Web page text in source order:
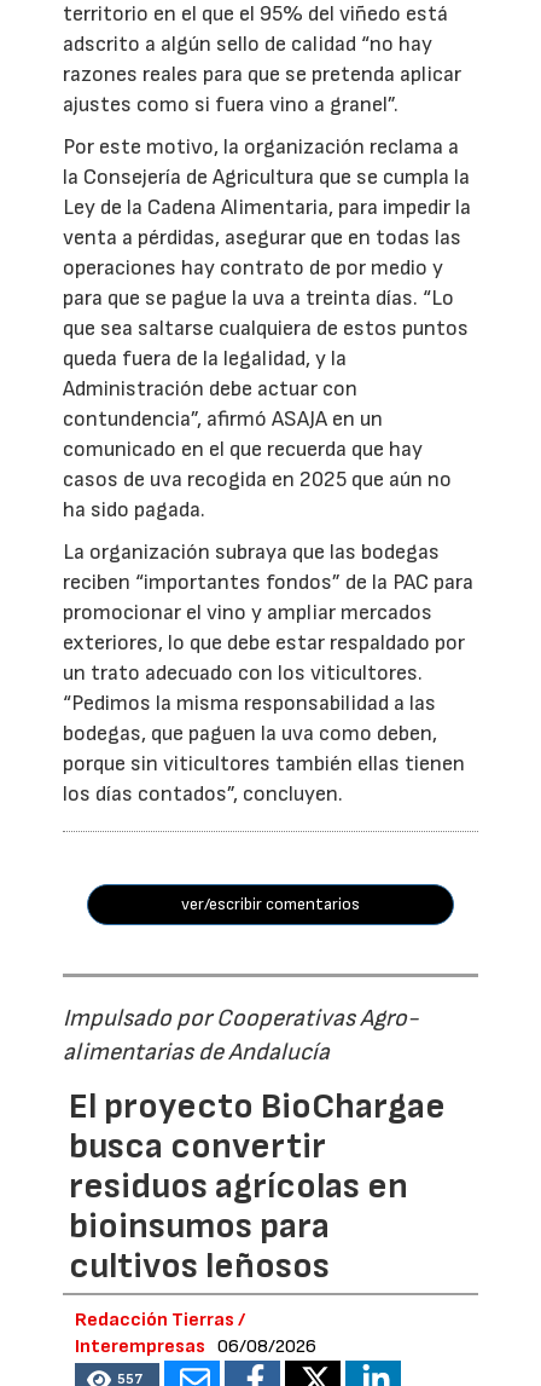
territorio en el que el 95% del viñedo está
adscrito a algún sello de calidad “no hay
razones reales para que se pretenda aplicar
ajustes como si fuera vino a granel”.
Por este motivo, la organización reclama a
la Consejería de Agricultura que se cumpla la
Ley de la Cadena Alimentaria, para impedir la
venta a pérdidas, asegurar que en todas las
operaciones hay contrato de por medio y
para que se pague la uva a treinta días. “Lo
que sea saltarse cualquiera de estos puntos
queda fuera de la legalidad, y la
Administración debe actuar con
contundencia”, afirmó ASAJA en un
comunicado en el que recuerda que hay
casos de uva recogida en 2025 que aún no
ha sido pagada.
La organización subraya que las bodegas
reciben “importantes fondos” de la PAC para
promocionar el vino y ampliar mercados
exteriores, lo que debe estar respaldado por
un trato adecuado con los viticultores.
“Pedimos la misma responsabilidad a las
bodegas, que paguen la uva como deben,
porque sin viticultores también ellas tienen
los días contados”, concluyen.
ver/escribir comentarios
Impulsado por Cooperativas Agro-
alimentarias de Andalucía
El proyecto BioChargae
busca convertir
residuos agrícolas en
bioinsumos para
cultivos leñosos
Redacción Tierras /
Interempresas
06/08/2026
557